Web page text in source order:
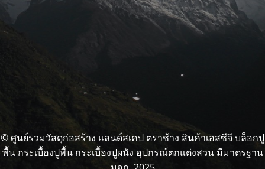
© ศูนย์รวมวัสดุก่อสร้าง แลนด์สเคป ตราช้าง สินค้าเอสซีจี บล็อกปู
พื้น กระเบื้องปูพื้น กระเบื้องปูผนัง อุปกรณ์ตกแต่งสวน มีมาตรฐาน